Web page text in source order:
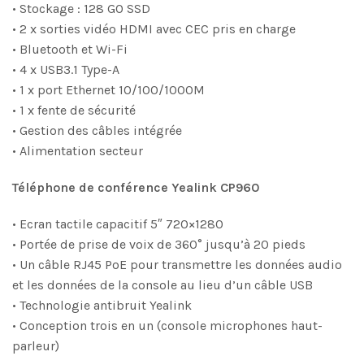
• Stockage : 128 GO SSD
• 2 x sorties vidéo HDMI avec CEC pris en charge
• Bluetooth et Wi-Fi
• 4 x USB3.1 Type-A
• 1 x port Ethernet 10/100/1000M
• 1 x fente de sécurité
• Gestion des câbles intégrée
• Alimentation secteur
Téléphone de conférence Yealink CP960
• Ecran tactile capacitif 5″ 720×1280
• Portée de prise de voix de 360° jusqu’à 20 pieds
• Un câble RJ45 PoE pour transmettre les données audio
et les données de la console au lieu d’un câble USB
• Technologie antibruit Yealink
• Conception trois en un (console microphones haut-
parleur)